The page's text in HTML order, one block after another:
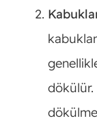
dökülür.